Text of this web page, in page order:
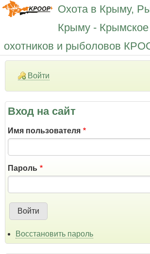
Перейти
Охота в Крыму,
Крыму -
охотников и рыболовов
Войти
Вход на сайт
Имя пользователя
Пароль
Восстановить пароль